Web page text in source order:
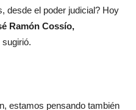
desde el poder judicial? Hoy
Ramón Cossío,
estamos pensando también